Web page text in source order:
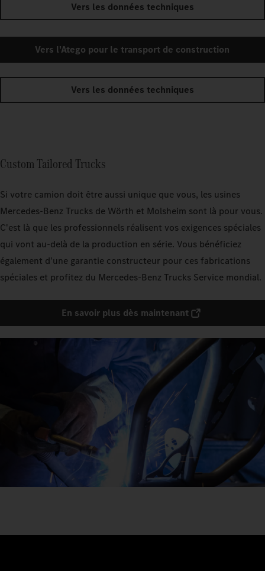
Vers les données techniques
Vers l'Atego pour le transport de construction
Vers les données techniques
Custom Tailored Trucks
Si votre camion doit être aussi unique que vous, les usines
Mercedes‑Benz Trucks de Wörth et Molsheim sont là pour vous.
C'est là que les professionnels réalisent vos exigences spéciales
qui vont au-delà de la production en série. Vous bénéficiez
également d'une garantie constructeur pour ces fabrications
spéciales et profitez du Mercedes‑Benz Trucks Service mondial.
En savoir plus dès maintenant